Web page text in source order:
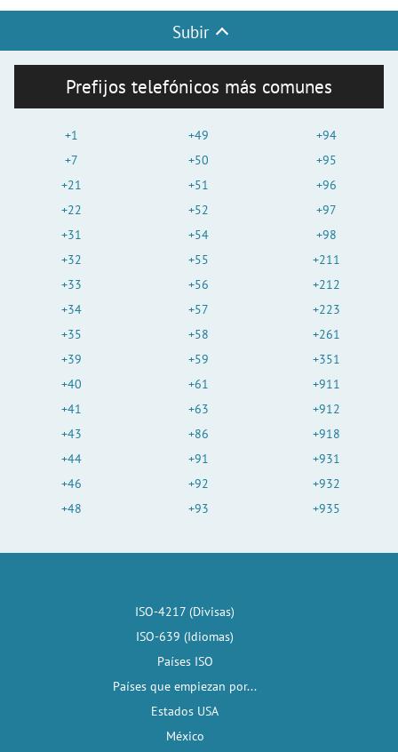
Subir
Prefijos telefónicos más comunes
+1
+7
+21
+22
+31
+32
+33
+34
+35
+39
+40
+41
+43
+44
+46
+48
+49
+50
+51
+52
+54
+55
+56
+57
+58
+59
+61
+63
+86
+91
+92
+93
+94
+95
+96
+97
+98
+211
+212
+223
+261
+351
+911
+912
+918
+931
+932
+935
ISO-4217 (Divisas)
ISO-639 (Idiomas)
Países ISO
Países que empiezan por...
Estados USA
México